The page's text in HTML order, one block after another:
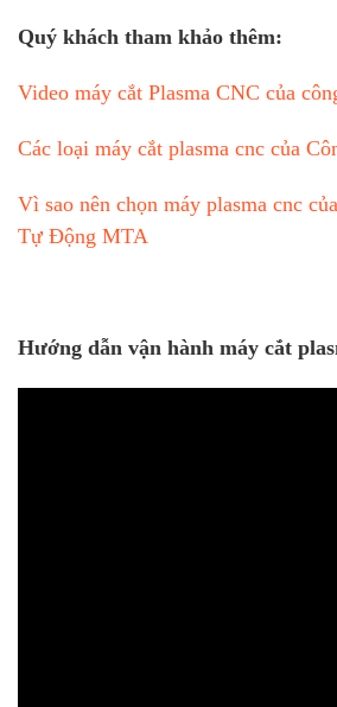
Quý khách tham khảo thêm:
Video máy cắt Plasma CNC của
Các loại máy cắt plasma cnc của
Vì sao nên chọn máy plasma cnc
Tự Động MTA
Hướng dẫn vận hành máy cắt